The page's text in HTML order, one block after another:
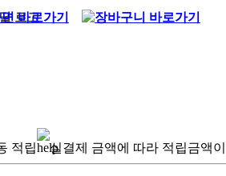
적립 실결제 금액에 따라 적립금액